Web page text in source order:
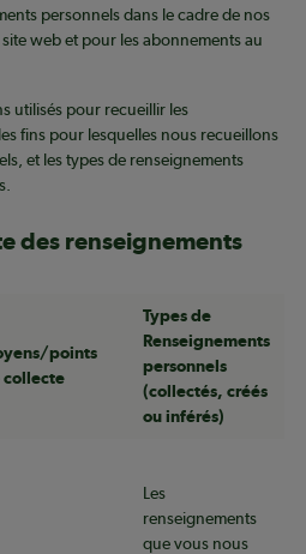
personnels dans le cadre de nos
web et pour les abonnements au
utilisés pour recueillir les
fins pour lesquelles nous recueillons
et les types de renseignements
des renseignements
points
collecte
Types de
Renseignements
personnels
(collectés, créés
ou inférés)
Les
renseignements
que vous nous